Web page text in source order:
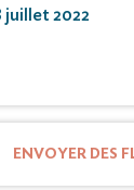
juillet 2022
ENVOYER DES